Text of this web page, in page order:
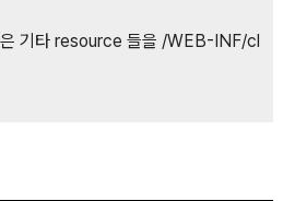
기타 resource 들을 /WEB-INF/cl